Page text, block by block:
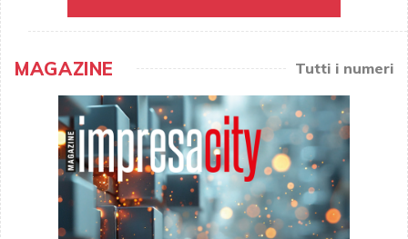
MAGAZINE Tutti i numeri